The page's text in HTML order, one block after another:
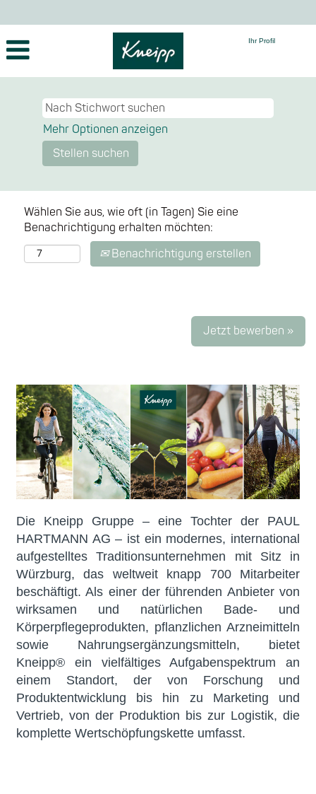
Ihr Profil
Mehr Optionen anzeigen
Wählen Sie aus, wie oft (in Tagen) Sie eine
Benachrichtigung erhalten möchten:
Benachrichtigung erstellen
Jetzt bewerben »
Die Kneipp Gruppe – eine Tochter der PAUL
HARTMANN AG – ist ein modernes, international
aufgestelltes Traditionsunternehmen mit Sitz in
Würzburg, das weltweit knapp 700 Mitarbeiter
beschäftigt. Als einer der führenden Anbieter von
wirksamen und natürlichen Bade- und
Körperpflegeprodukten, pflanzlichen Arzneimitteln
sowie Nahrungsergänzungsmitteln, bietet
Kneipp® ein vielfältiges Aufgabenspektrum an
einem Standort, der von Forschung und
Produktentwicklung bis hin zu Marketing und
Vertrieb, von der Produktion bis zur Logistik, die
komplette Wertschöpfungskette umfasst.